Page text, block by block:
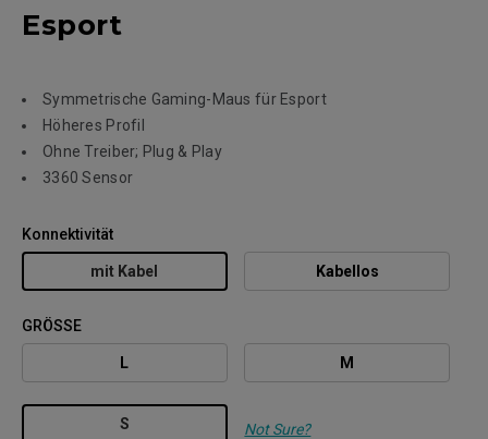
Esport
Symmetrische Gaming-Maus für Esport
Höheres Profil
Ohne Treiber; Plug & Play
3360 Sensor
Konnektivität
mit Kabel Kabellos
GRÖSSE
L M
S Not Sure?